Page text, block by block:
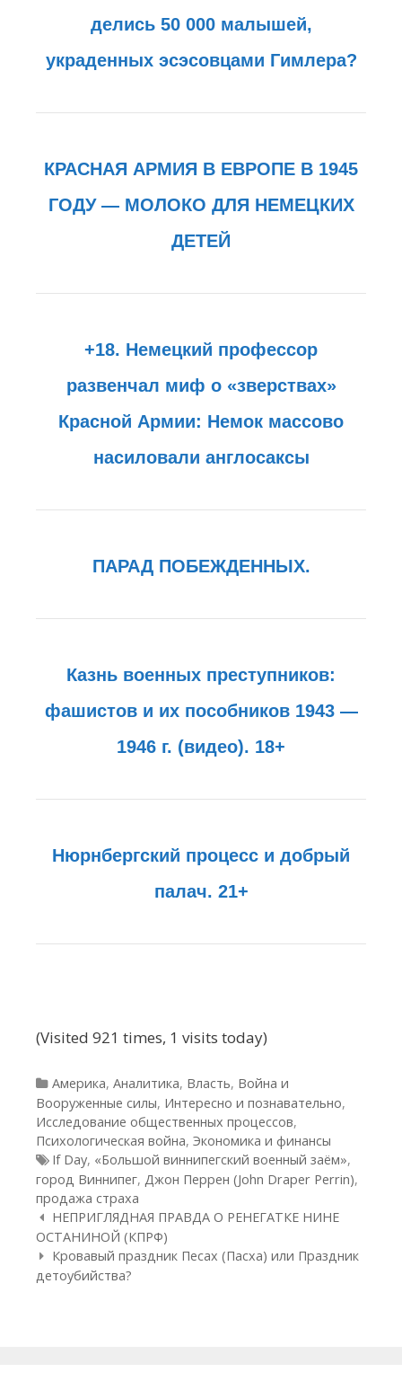
делись 50 000 малышей,
украденных эсэсовцами Гимлера?
КРАСНАЯ АРМИЯ В ЕВРОПЕ В 1945
ГОДУ — МОЛОКО ДЛЯ НЕМЕЦКИХ
ДЕТЕЙ
+18. Немецкий профессор
развенчал миф о «зверствах»
Красной Армии: Немок массово
насиловали англосаксы
ПАРАД ПОБЕЖДЕННЫХ.
Казнь военных преступников:
фашистов и их пособников 1943 —
1946 г. (видео). 18+
Нюрнбергский процесс и добрый
палач. 21+
(Visited 921 times, 1 visits today)
Рубрики
Америка, Аналитика, Власть, Война и
Вооруженные силы, Интересно и познавательно,
Исследование общественных процессов,
Психологическая война, Экономика и финансы
Метки
If Day, «Большой виннипегский военный заём»,
город Виннипег, Джон Перрен (John Draper Perrin),
продажа страха
Навигация по статьям
НЕПРИГЛЯДНАЯ ПРАВДА О РЕНЕГАТКЕ НИНЕ
ОСТАНИНОЙ (КПРФ)
Кровавый праздник Песах (Пасха) или Праздник
детоубийства?